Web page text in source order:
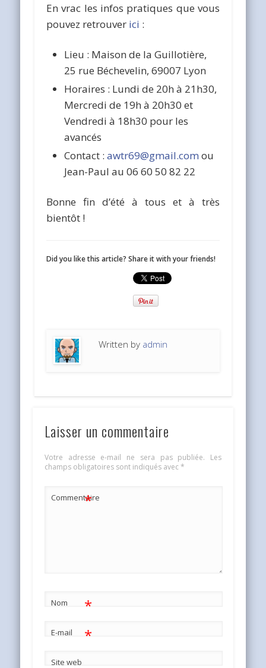
En vrac les infos pratiques que vous
pouvez retrouver ici :
Lieu : Maison de la Guillotière,
25 rue Béchevelin, 69007 Lyon
Horaires : Lundi de 20h à 21h30,
Mercredi de 19h à 20h30 et
Vendredi à 18h30 pour les
avancés
Contact :awtr69@gmail.com ou
Jean-Paul au 06 60 50 82 22
Bonne fin d’été à tous et à très
bientôt !
Did you like this article? Share it with your friends!
Written by admin
Laisser un commentaire
Votre adresse e-mail ne sera pas publiée.
Les
champs obligatoires sont indiqués avec*
Commentaire
*
Nom *
E-mail *
Site web